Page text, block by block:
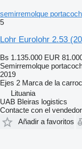
semirremolque
5
Lohr Eurolohr 2.53
Bs 1.135.000 EUR
Semirremolque
2019
Ejes 2 Marca de la
Lituania
UAB Bleiras logistics
Contacte con el vendedor
Añadir a favoritos